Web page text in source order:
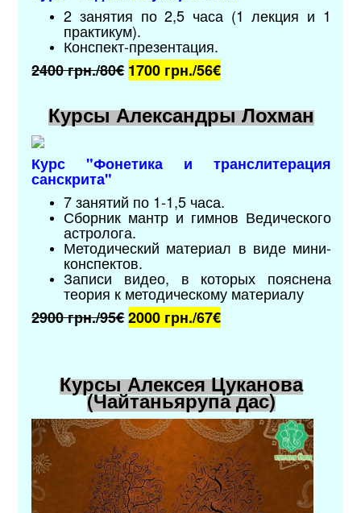
2 занятия по 2,5 часа (1 лекция и 1
практикум).
Конспект-презентация.
2400 грн./80€ 1700 грн./56€
Курсы Александры Лохман
Курс "Фонетика и транслитерация
санскрита"
7 занятий по 1-1,5 часа.
Сборник мантр и гимнов Ведического
астролога.
Методический материал в виде мини-
конспектов.
Записи видео, в которых пояснена
теория к методическому материалу
2900 грн./95€2000 грн./67€
Курсы Алексея Цуканова
(Чайтаньярупа дас)